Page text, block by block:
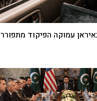
עמוקה הפיקוד מתפורר